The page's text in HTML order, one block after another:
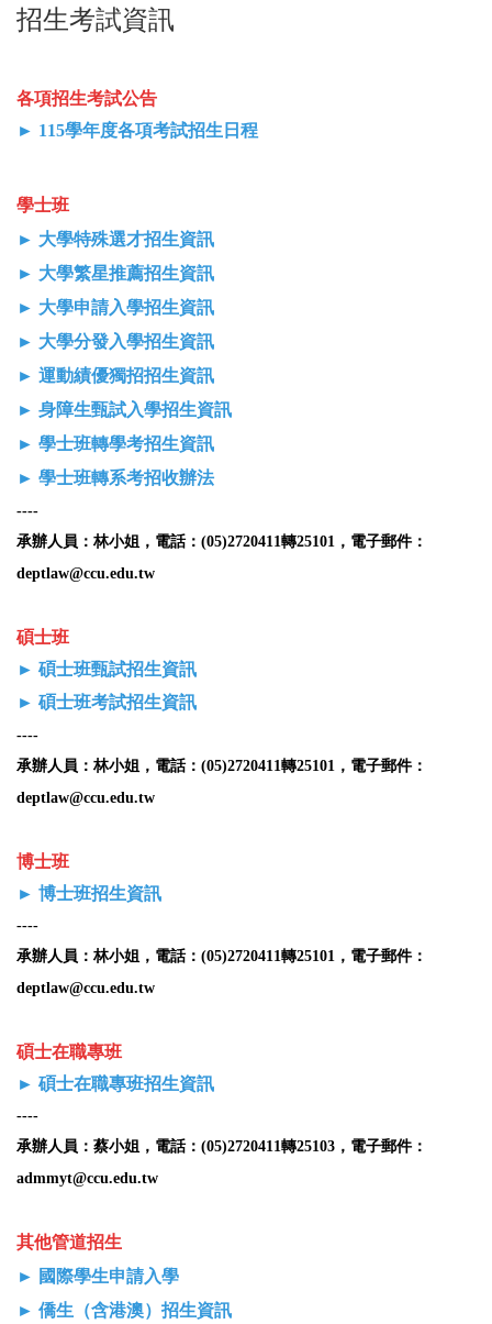
招生考試資訊
各項招生考試公告
► 115學年度各項考試招生日程
學士班
► 大學特殊選才招生資訊
► 大學繁星推薦招生資訊
► 大學申請入學招生資訊
► 大學分發入學招生資訊
► 運動績優獨招招生資訊
► 身障生甄試入學招生資訊
► 學士班轉學考招生資訊
► 學士班轉系考招收辦法
----
承辦人員：林小姐，電話： (05)2720411轉25101，電子郵件：
deptlaw@ccu.edu.tw
碩士班
► 碩士班甄試招生資訊
► 碩士班考試招生資訊
----
承辦人員：林小姐，電話： (05)2720411轉25101，電子郵件：
deptlaw@ccu.edu.tw
博士班
► 博士班招生資訊
----
承辦人員：林小姐，電話： (05)2720411轉25101，電子郵件：
deptlaw@ccu.edu.tw
碩士在職專班
► 碩士在職專班招生資訊
----
承辦人員：蔡小姐，電話： (05)2720411轉25103，電子郵件：
admmyt@ccu.edu.tw
其他管道招生
► 國際學生申請入學
► 僑生（含港澳）招生資訊